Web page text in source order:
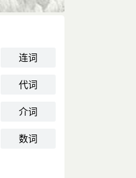
连词
代词
介词
数词